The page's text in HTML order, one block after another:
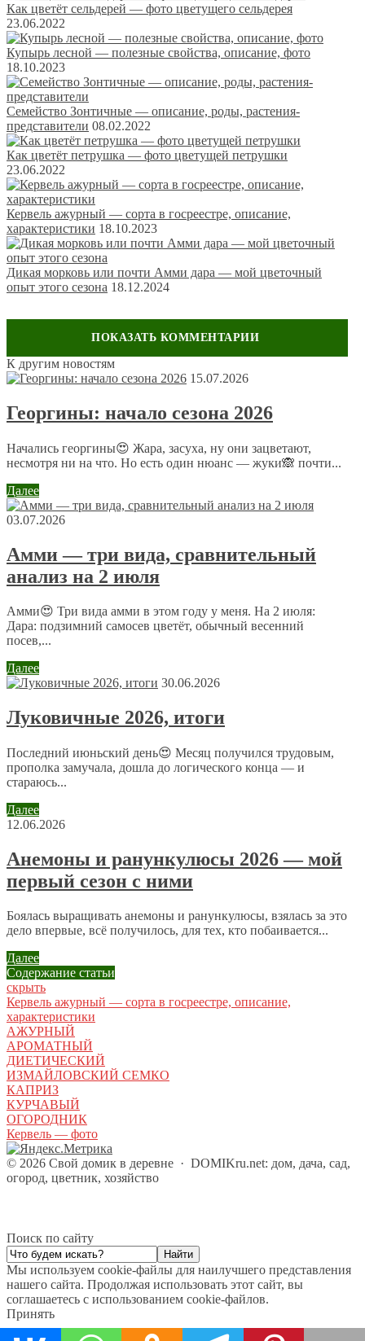
Как цветёт сельдерей — фото цветущего сельдерея
23.06.2022
Купырь лесной — полезные свойства, описание, фото
18.10.2023
Семейство Зонтичные — описание, роды, растения-
представители 08.02.2022
Как цветёт петрушка — фото цветущей петрушки
23.06.2022
Кервель ажурный — сорта в госреестре, описание,
характеристики 18.10.2023
Дикая морковь или почти Амми дара — мой цветочный
опыт этого сезона 18.12.2024
Оставить комментарий
Ваш адрес email не будет опубликован.
Обязательные поля
помечены*
Комментарий*
Имя*
Email*
Сайт
персональных данных.Политика конфиденциальности
К другим новостям
15.07.2026
Георгины: начало сезона 2026
Начались георгины😍 Жара, засуха, ну они зацветают,
несмотря ни на что. Но есть один нюанс — жуки🙈 почти...
Далее
03.07.2026
Амми — три вида, сравнительный
анализ на 2 июля
Амми😍 Три вида амми в этом году у меня. На 2 июля:
Дара: подзимний самосев цветёт, обычный весенний
посев,...
Далее
30.06.2026
Луковичные 2026, итоги
Последний июньский день😍 Месяц получился трудовым,
прополка замучала, дошла до логического конца — и
стараюсь...
Далее
12.06.2026
Анемоны и ранункулюсы 2026 — мой
первый сезон с ними
Боялась выращивать анемоны и ранункулюсы, взялась за это
дело впервые, всё получилось, для тех, кто побаивается...
Далее
Содержание статьи
скрыть
Кервель ажурный — сорта в госреестре, описание,
характеристики
АЖУРНЫЙ
АРОМАТНЫЙ
ДИЕТИЧЕСКИЙ
ИЗМАЙЛОВСКИЙ СЕМКО
КАПРИЗ
КУРЧАВЫЙ
ОГОРОДНИК
Кервель — фото
© 2026 Свой домик в деревне · DOMIKru.net: дом, дача, сад,
огород, цветник, хозяйство
Поиск по сайту
Мы используем cookie-файлы для наилучшего представления
нашего сайта. Продолжая использовать этот сайт, вы
соглашаетесь с использованием cookie-файлов.
Принять